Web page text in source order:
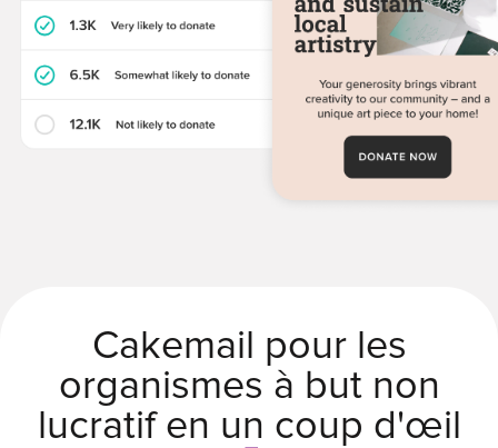
Cakemail pour les
organismes à but non
lucratif en un coup d'œil